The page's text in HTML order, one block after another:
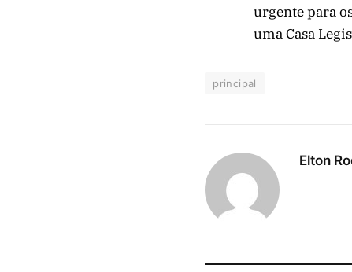
urgente para
uma Casa
principal
Elton